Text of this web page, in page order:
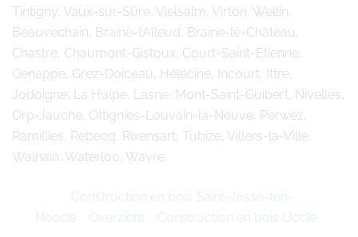
Tintigny, Vaux-sur-Sûre, Vielsalm, Virton, Wellin,
Beauvechain, Braine-l’Alleud, Braine-le-Château,
Chastre, Chaumont-Gistoux, Court-Saint-Étienne,
Genappe, Grez-Doiceau, Hélécine, Incourt, Ittre,
Jodoigne, La Hulpe, Lasne, Mont-Saint-Guibert, Nivelles,
Orp-Jauche, Ottignies-Louvain-la-Neuve, Perwez,
Ramillies, Rebecq, Rixensart, Tubize, Villers-la-Ville,
Walhain, Waterloo, Wavre.
Construction en bois Saint-Josse-ten-
Noode
Overzicht Construction en bois Uccle